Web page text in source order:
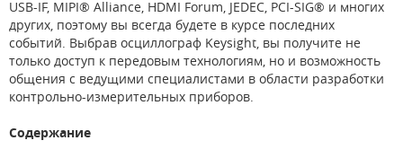
USB-IF, MIPI® Alliance, HDMI Forum, JEDEC, PCI-SIG® и многих
других, поэтому вы всегда будете в курсе последних
событий. Выбрав осциллограф Keysight, вы получите не
только доступ к передовым технологиям, но и возможность
общения с ведущими специалистами в области разработки
контрольно-измерительных приборов.
Содержание